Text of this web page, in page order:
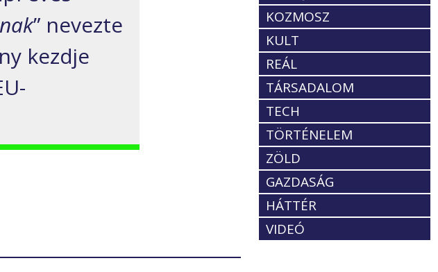
” nevezte
kezdje
KOZMOSZ
KULT
REÁL
TÁRSADALOM
TECH
TÖRTÉNELEM
ZÖLD
GAZDASÁG
HÁTTÉR
VIDEÓ